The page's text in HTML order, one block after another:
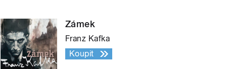
Zámek
Franz Kafka
Koupit